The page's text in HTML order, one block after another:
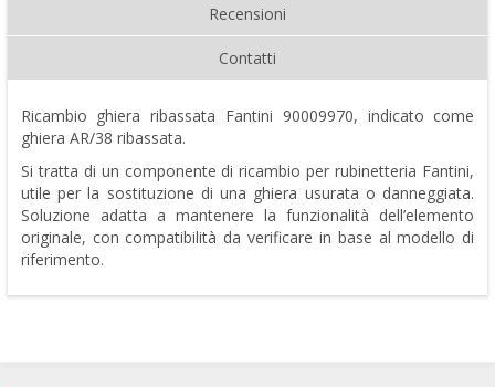
Recensioni
Contatti
Ricambio ghiera ribassata Fantini 90009970, indicato come
ghiera AR/38 ribassata.
Si tratta di un componente di ricambio per rubinetteria Fantini,
utile per la sostituzione di una ghiera usurata o danneggiata.
Soluzione adatta a mantenere la funzionalità dell’elemento
originale, con compatibilità da verificare in base al modello di
riferimento.